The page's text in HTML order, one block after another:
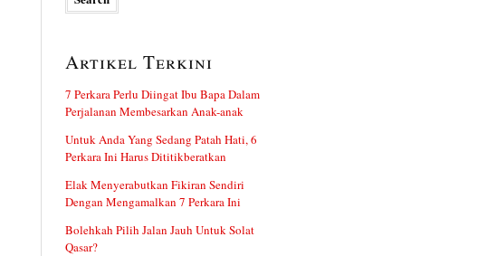
Artikel Terkini
7 Perkara Perlu Diingat Ibu Bapa Dalam
Perjalanan Membesarkan Anak-anak
Untuk Anda Yang Sedang Patah Hati, 6
Perkara Ini Harus Dititikberatkan
Elak Menyerabutkan Fikiran Sendiri
Dengan Mengamalkan 7 Perkara Ini
Bolehkah Pilih Jalan Jauh Untuk Solat
Qasar?